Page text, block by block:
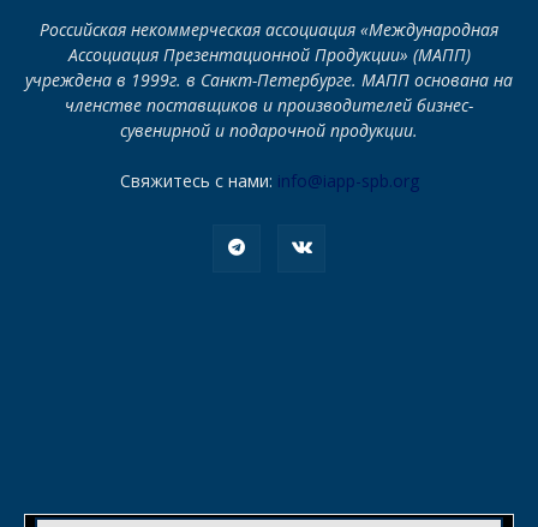
Российская некоммерческая ассоциация «Международная
Ассоциация Презентационной Продукции» (МАПП)
учреждена в 1999г. в Санкт-Петербурге. МАПП основана на
членстве поставщиков и производителей бизнес-
сувенирной и подарочной продукции.
Свяжитесь с нами: info@iapp-spb.org